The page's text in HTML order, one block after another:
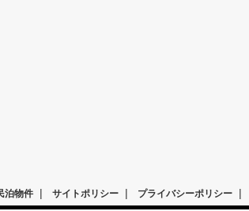
泊物件 | サイトポリシー | プライバシーポリシー |